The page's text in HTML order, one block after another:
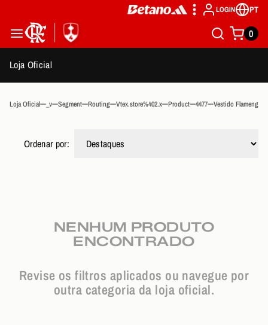
LOGIN PT
0
Loja Oficial
Loja Oficial _v Segment Routing Vtex.store%402.x Product 4477 Vestido Flamengo
Ordenar por:
NENHUM PRODUTO
ENCONTRADO
Revise os filtros aplicados ou navegue por
outra categoria da loja oficial.